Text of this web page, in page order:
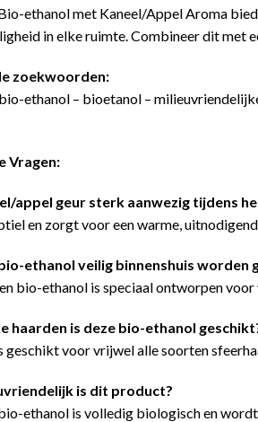
ethanol met Kaneel/Appel Aroma
in elke ruimte. Combineer dit met
zoekwoorden:
ethanol – bioetanol –
Vragen:
appel geur sterk aanwezig tijdens
en zorgt voor een warme,
ethanol veilig binnenshuis worden
bio-ethanol is speciaal ontworpen
haarden is deze bio-ethanol
voor vrijwel alle soorten
is dit product?
ethanol is volledig biologisch en